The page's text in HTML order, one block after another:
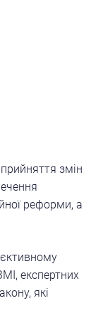
змін
реформи, а
експертних
які